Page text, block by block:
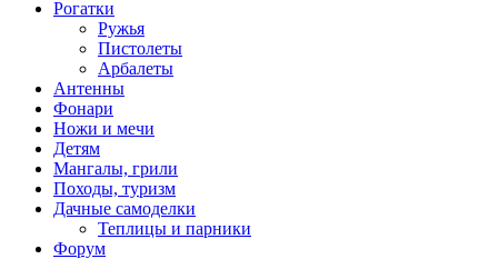
Рогатки
Ружья
Пистолеты
Арбалеты
Антенны
Фонари
Ножи и мечи
Детям
Мангалы, грили
Походы, туризм
Дачные самоделки
Теплицы и парники
Форум